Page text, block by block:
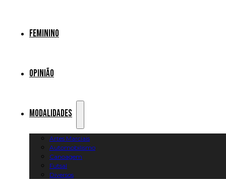
Feminino
Opinião
Modalidades
Artes Marciais
Automobilismo
Canoagem
Futsal
Diversos